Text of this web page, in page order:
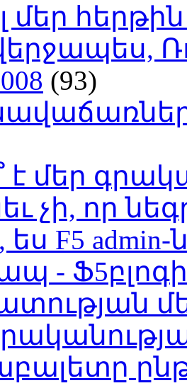
մեր
(93)
է մեր
չի, որ
F5 admin-
-